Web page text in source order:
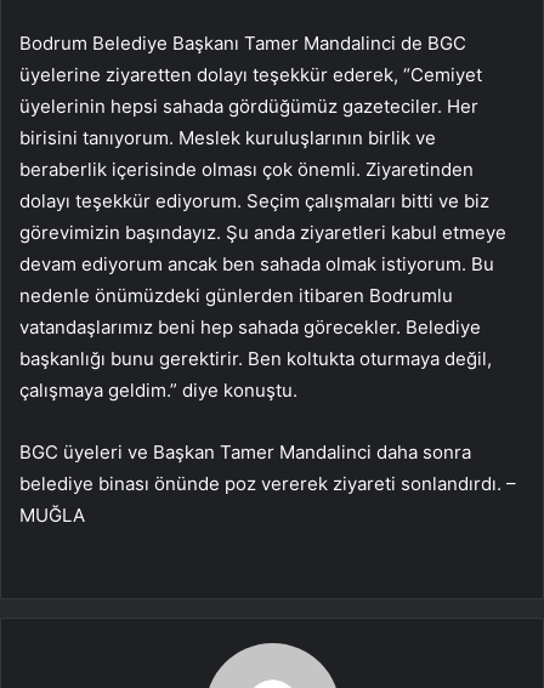
Bodrum Belediye Başkanı Tamer Mandalinci de BGC
üyelerine ziyaretten dolayı teşekkür ederek, “Cemiyet
üyelerinin hepsi sahada gördüğümüz gazeteciler. Her
birisini tanıyorum. Meslek kuruluşlarının birlik ve
beraberlik içerisinde olması çok önemli. Ziyaretinden
dolayı teşekkür ediyorum. Seçim çalışmaları bitti ve biz
görevimizin başındayız. Şu anda ziyaretleri kabul etmeye
devam ediyorum ancak ben sahada olmak istiyorum. Bu
nedenle önümüzdeki günlerden itibaren Bodrumlu
vatandaşlarımız beni hep sahada görecekler. Belediye
başkanlığı bunu gerektirir. Ben koltukta oturmaya değil,
çalışmaya geldim.” diye konuştu.
BGC üyeleri ve Başkan Tamer Mandalinci daha sonra
belediye binası önünde poz vererek ziyareti sonlandırdı. –
MUĞLA